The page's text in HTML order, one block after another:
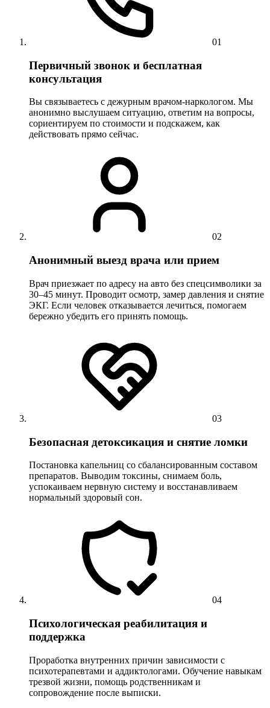
01
Первичный звонок и бесплатная
консультация
Вы связываетесь с дежурным врачом-наркологом. Мы
анонимно выслушаем ситуацию, ответим на вопросы,
сориентируем по стоимости и подскажем, как
действовать прямо сейчас.
02
Анонимный выезд врача или прием
Врач приезжает по адресу на авто без спецсимволики за
30–45 минут. Проводит осмотр, замер давления и снятие
ЭКГ. Если человек отказывается лечиться, помогаем
бережно убедить его принять помощь.
03
Безопасная детоксикация и снятие ломки
Постановка капельниц со сбалансированным составом
препаратов. Выводим токсины, снимаем боль,
успокаиваем нервную систему и восстанавливаем
нормальный здоровый сон.
04
Психологическая реабилитация и
поддержка
Проработка внутренних причин зависимости с
психотерапевтами и аддиктологами. Обучение навыкам
трезвой жизни, помощь родственникам и
сопровождение после выписки.